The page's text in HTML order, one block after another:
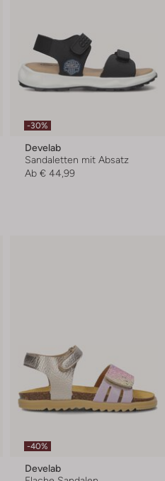
-30%
Develab
Sandaletten mit Absatz
Ab € 44,99
-40%
Develab